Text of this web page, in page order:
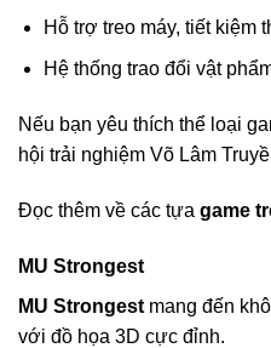
Hỗ trợ treo máy, tiết kiệm
Hệ thống trao đổi vật
Nếu bạn yêu thích thể loại
hội trải nghiệm Võ Lâm
Đọc thêm về các tựa game
MU Strongest
MU Strongest mang đến
với đồ họa 3D cực đỉnh.